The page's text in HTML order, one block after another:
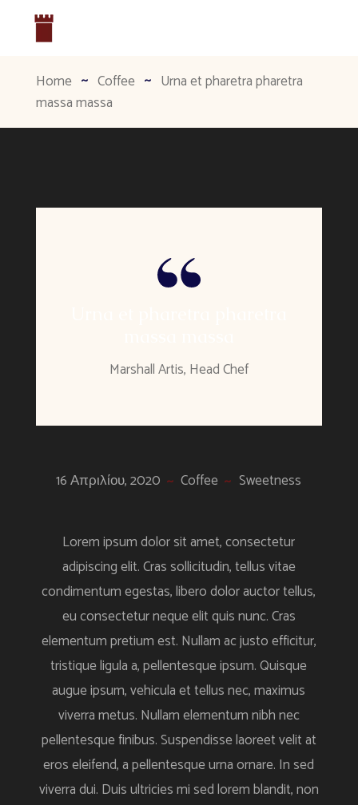
Home Coffee
Urna et pharetra pharetra
massa massa
Marshall Artis, Head Chef
16 Απριλίου, 2020 Coffee Sweetness
Lorem ipsum dolor sit amet, consectetur
adipiscing elit. Cras sollicitudin, tellus vitae
condimentum egestas, libero dolor auctor tellus,
eu consectetur neque elit quis nunc. Cras
elementum pretium est. Nullam ac justo efficitur,
tristique ligula a, pellentesque ipsum. Quisque
augue ipsum, vehicula et tellus nec, maximus
viverra metus. Nullam elementum nibh nec
pellentesque finibus. Suspendisse laoreet velit at
eros eleifend, a pellentesque urna ornare. In sed
viverra dui. Duis ultricies mi sed lorem blandit, non